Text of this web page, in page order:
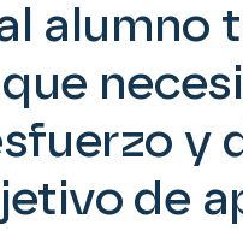
alumno
y
de